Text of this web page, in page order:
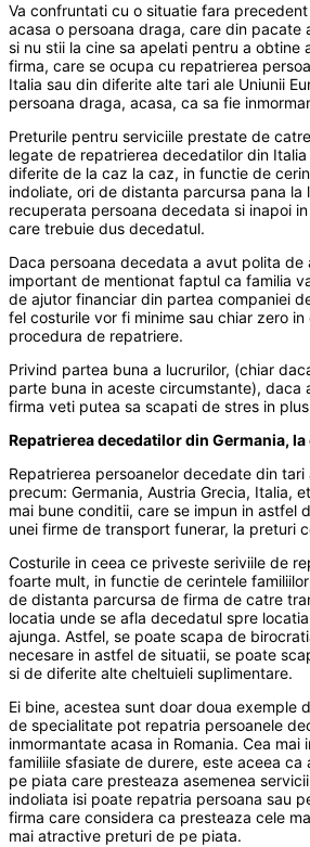
Va confruntati cu o situatie fara
acasa o persoana draga, care din pacate
si nu stii la cine sa apelati pentru a obtine
firma, care se ocupa cu repatrierea
Italia sau din diferite alte tari ale Uniunii
persoana draga, acasa, ca sa fie
Preturile pentru serviciile prestate de
legate de repatrierea decedatilor din
diferite de la caz la caz, in functie de
indoliate, ori de distanta parcursa pana la
recuperata persoana decedata si inapoi
care trebuie dus decedatul.
Daca persoana decedata a avut polita de
important de mentionat faptul ca familia
de ajutor financiar din partea companiei
fel costurile vor fi minime sau chiar zero
procedura de repatriere.
Privind partea buna a lucrurilor, (chiar
parte buna in aceste circumstante), daca
firma veti putea sa scapati de stres in
Repatrierea decedatilor din Germania,
Repatrierea persoanelor decedate din tari
precum: Germania, Austria Grecia, Italia,
mai bune conditii, care se impun in astfel
unei firme de transport funerar, la preturi
Costurile in ceea ce priveste seriviile de
foarte mult, in functie de cerintele
de distanta parcursa de firma de catre
locatia unde se afla decedatul spre
ajunga. Astfel, se poate scapa de
necesare in astfel de situatii, se poate
si de diferite alte cheltuieli suplimentare.
Ei bine, acestea sunt doar doua exemple
de specialitate pot repatria persoanele
inmormantate acasa in Romania. Cea
familiile sfasiate de durere, este aceea ca
pe piata care presteaza asemenea
indoliata isi poate repatria persoana sau
firma care considera ca presteaza cele
mai atractive preturi de pe piata.